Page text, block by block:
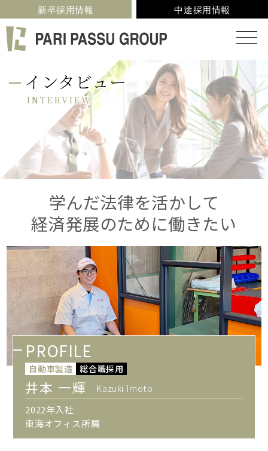
新卒採用情報 中途採用情報
インタビュー
INTERVIEW
学んだ法律を活かして
経済発展のために働きたい
PROFILE
自動車製造 総合職採用
井本 一輝
Kazuki Imoto
2022年入社
東海オフィス所属